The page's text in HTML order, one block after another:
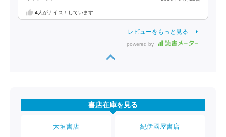
4人がナイス！しています
レビューをもっと見る
powered by
書店在庫を見る
大垣書店 紀伊國屋書店